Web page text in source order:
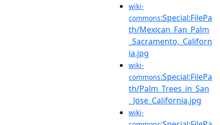
wiki-
commons:Special:FilePa
th/Mexican_Fan_Palm
_Sacramento,_Californ
ia.jpg
wiki-
commons:Special:FilePa
th/Palm_Trees_in_San
_Jose_California.jpg
wiki-